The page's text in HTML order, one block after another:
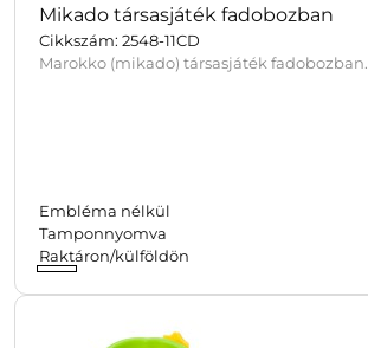
Mikado társasjáték fadobozban
Cikkszám: 2548-11CD
Marokko (mikado) társasjáték fadobozban.
Embléma nélkül
Tamponnyomva
Raktáron/külföldön